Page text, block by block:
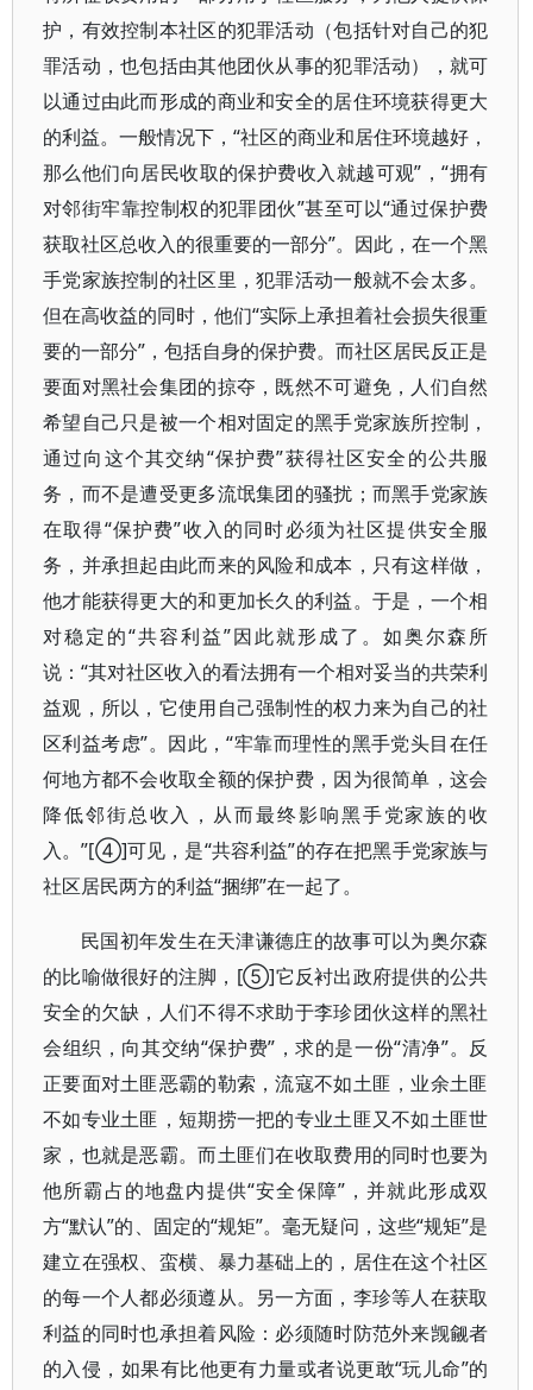
护，有效控制本社区的犯罪活动（包括针对自己的犯
罪活动，也包括由其他团伙从事的犯罪活动），就可
以通过由此而形成的商业和安全的居住环境获得更大
的利益。一般情况下，“社区的商业和居住环境越好，
那么他们向居民收取的保护费收入就越可观”，“拥有
对邻街牢靠控制权的犯罪团伙”甚至可以“通过保护费
获取社区总收入的很重要的一部分”。因此，在一个黑
手党家族控制的社区里，犯罪活动一般就不会太多。
但在高收益的同时，他们“实际上承担着社会损失很重
要的一部分”，包括自身的保护费。而社区居民反正是
要面对黑社会集团的掠夺，既然不可避免，人们自然
希望自己只是被一个相对固定的黑手党家族所控制，
通过向这个其交纳“保护费”获得社区安全的公共服
务，而不是遭受更多流氓集团的骚扰；而黑手党家族
在取得“保护费”收入的同时必须为社区提供安全服
务，并承担起由此而来的风险和成本，只有这样做，
他才能获得更大的和更加长久的利益。于是，一个相
对稳定的“共容利益”因此就形成了。如奥尔森所
说：“其对社区收入的看法拥有一个相对妥当的共荣利
益观，所以，它使用自己强制性的权力来为自己的社
区利益考虑”。因此，“牢靠而理性的黑手党头目在任
何地方都不会收取全额的保护费，因为很简单，这会
降低邻街总收入，从而最终影响黑手党家族的收
入。”[④]可见，是“共容利益”的存在把黑手党家族与
社区居民两方的利益“捆绑”在一起了。
民国初年发生在天津谦德庄的故事可以为奥尔森
的比喻做很好的注脚，[⑤]它反衬出政府提供的公共
安全的欠缺，人们不得不求助于李珍团伙这样的黑社
会组织，向其交纳“保护费”，求的是一份“清净”。反
正要面对土匪恶霸的勒索，流寇不如土匪，业余土匪
不如专业土匪，短期捞一把的专业土匪又不如土匪世
家，也就是恶霸。而土匪们在收取费用的同时也要为
他所霸占的地盘内提供“安全保障”，并就此形成双
方“默认”的、固定的“规矩”。毫无疑问，这些“规矩”是
建立在强权、蛮横、暴力基础上的，居住在这个社区
的每一个人都必须遵从。另一方面，李珍等人在获取
利益的同时也承担着风险：必须随时防范外来觊觎者
的入侵，如果有比他更有力量或者说更敢“玩儿命”的